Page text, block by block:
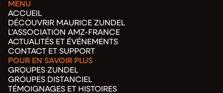
MENU
ACCUEIL
DÉCOUVRIR MAURICE ZUNDEL
L’ASSOCIATION AMZ-FRANCE
ACTUALITÉS ET ÉVÉNEMENTS
CONTACT ET SUPPORT
POUR EN SAVOIR PLUS
GROUPES ZUNDEL
GROUPES DISTANCIEL
TÉMOIGNAGES ET HISTOIRES